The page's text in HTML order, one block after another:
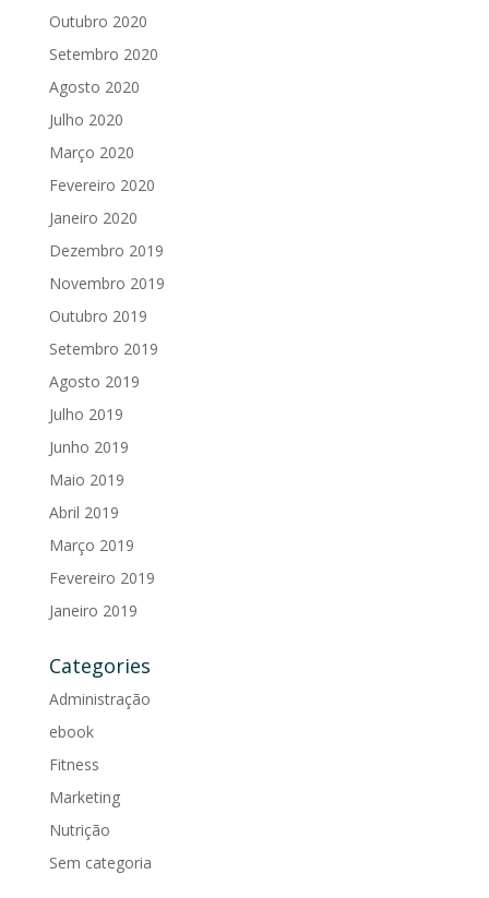
Outubro 2020
Setembro 2020
Agosto 2020
Julho 2020
Março 2020
Fevereiro 2020
Janeiro 2020
Dezembro 2019
Novembro 2019
Outubro 2019
Setembro 2019
Agosto 2019
Julho 2019
Junho 2019
Maio 2019
Abril 2019
Março 2019
Fevereiro 2019
Janeiro 2019
Categories
Administração
ebook
Fitness
Marketing
Nutrição
Sem categoria